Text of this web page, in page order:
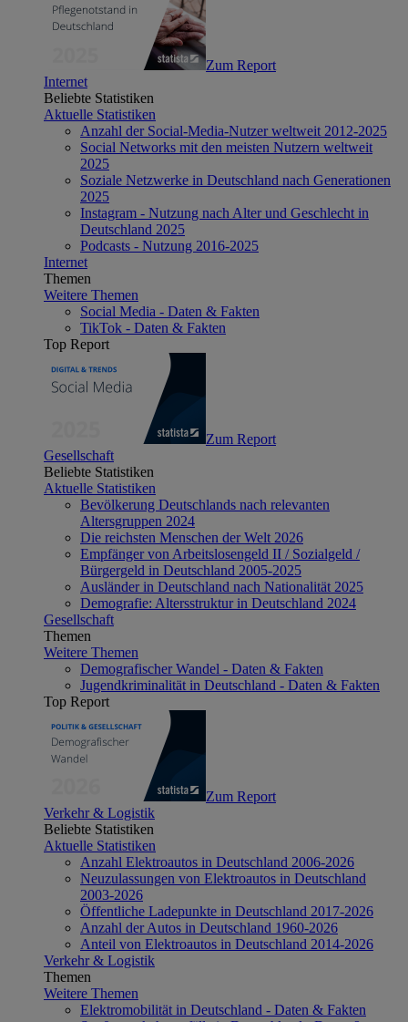
Zum Report
Internet
Beliebte Statistiken
Aktuelle Statistiken
Anzahl der Social-Media-Nutzer weltweit 2012-2025
Social Networks mit den meisten Nutzern weltweit
2025
Soziale Netzwerke in Deutschland nach Generationen
2025
Instagram - Nutzung nach Alter und Geschlecht in
Deutschland 2025
Podcasts - Nutzung 2016-2025
Internet
Themen
Weitere Themen
Social Media - Daten & Fakten
TikTok - Daten & Fakten
Top Report
Zum Report
Gesellschaft
Beliebte Statistiken
Aktuelle Statistiken
Bevölkerung Deutschlands nach relevanten
Altersgruppen 2024
Die reichsten Menschen der Welt 2026
Empfänger von Arbeitslosengeld II / Sozialgeld /
Bürgergeld in Deutschland 2005-2025
Ausländer in Deutschland nach Nationalität 2025
Demografie: Altersstruktur in Deutschland 2024
Gesellschaft
Themen
Weitere Themen
Demografischer Wandel - Daten & Fakten
Jugendkriminalität in Deutschland - Daten & Fakten
Top Report
Zum Report
Verkehr & Logistik
Beliebte Statistiken
Aktuelle Statistiken
Anzahl Elektroautos in Deutschland 2006-2026
Neuzulassungen von Elektroautos in Deutschland
2003-2026
Öffentliche Ladepunkte in Deutschland 2017-2026
Anzahl der Autos in Deutschland 1960-2026
Anteil von Elektroautos in Deutschland 2014-2026
Verkehr & Logistik
Themen
Weitere Themen
Elektromobilität in Deutschland - Daten & Fakten